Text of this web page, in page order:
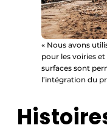
« Nous avons
pour les voiries
surfaces sont
l’intégration du